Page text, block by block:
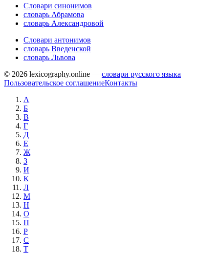
Словари синонимов
словарь Абрамова
словарь Александровой
Словари антонимов
словарь Введенской
словарь Львова
© 2026 lexicography.online — словари русского языка
Пользовательское соглашениеКонтакты
А
Б
В
Г
Д
Е
Ж
З
И
К
Л
М
Н
О
П
Р
С
Т